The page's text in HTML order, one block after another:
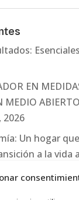
EN
MEDIO
2026
Un hogar
a la vida